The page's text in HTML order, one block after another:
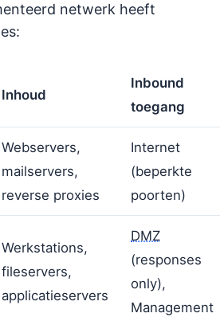
netwerk heeft
Inhoud
Inbound
toegang
Webservers,
mailservers,
reverse proxies
Internet
(beperkte
poorten)
Werkstations,
fileservers,
applicatieservers
DMZ
(responses
only),
Management